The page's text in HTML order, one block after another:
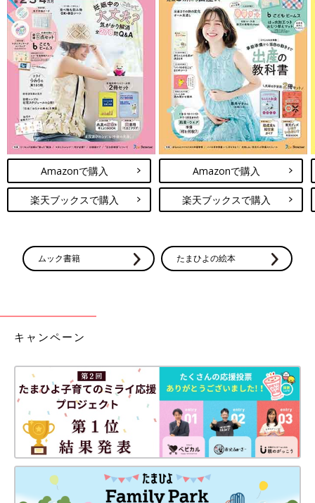
Amazonで購入
楽天ブックスで購入
Amazonで購入
楽天ブックスで購入
ムック書籍 たまひよの絵本
キャンペーン